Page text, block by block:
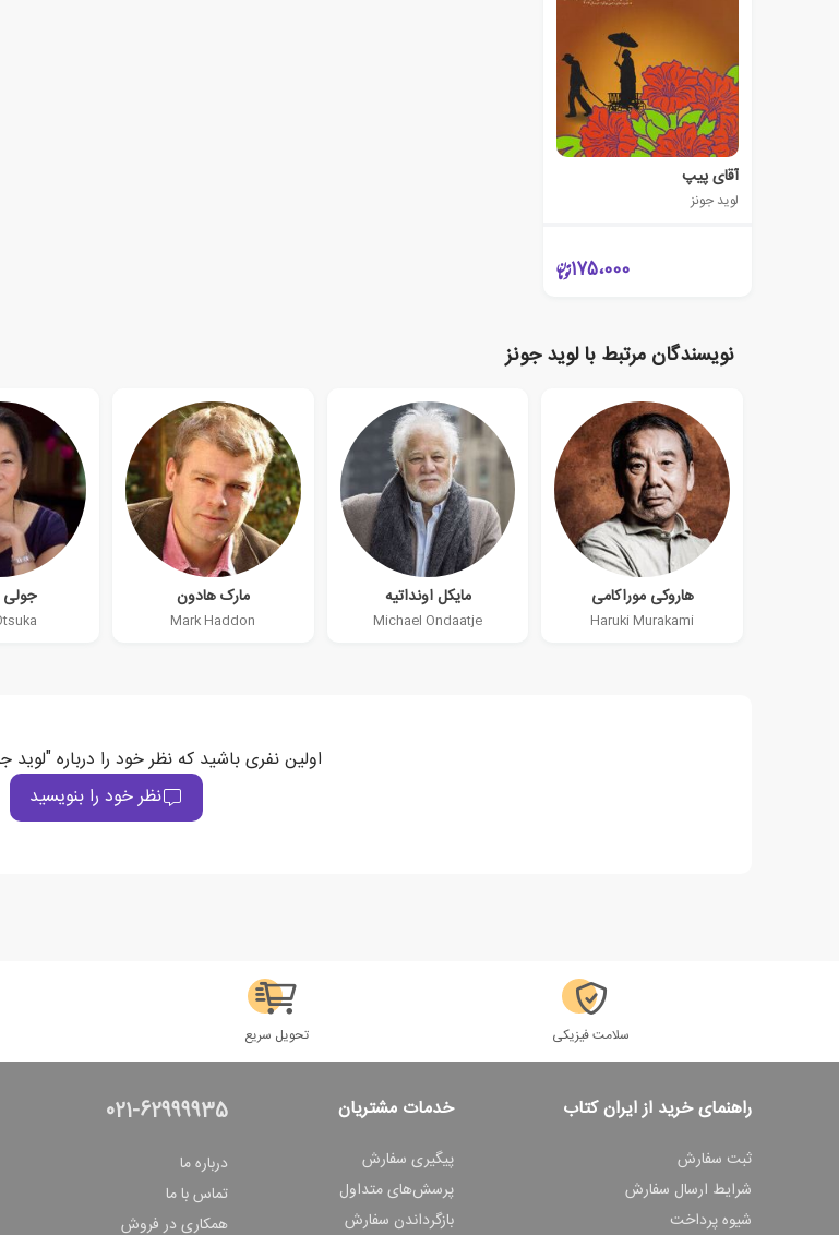
آقای پیپ
لوید جونز
175،000
نویسندگان مرتبط با لوید جونز
هاروکی موراکامی
Haruki Murakami
مایکل اونداتیه
Michael Ondaatje
مارک هادون
Mark Haddon
جولی
اولین نفری باشید که نظر خود را درباره
نظر خود را بنویسید
سلامت فیزیکی تحویل سریع
راهنمای خرید از ایران کتاب
ثبت سفارش
شرایط ارسال سفارش
شیوه پرداخت
خدمات مشتریان
پیگیری سفارش
پرسش‌های متداول
بازگرداندن سفارش
021-62999935
درباره ما
تماس با ما
همکاری در فروش